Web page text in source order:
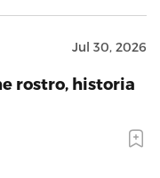
Jul 30, 2026
rostro, historia